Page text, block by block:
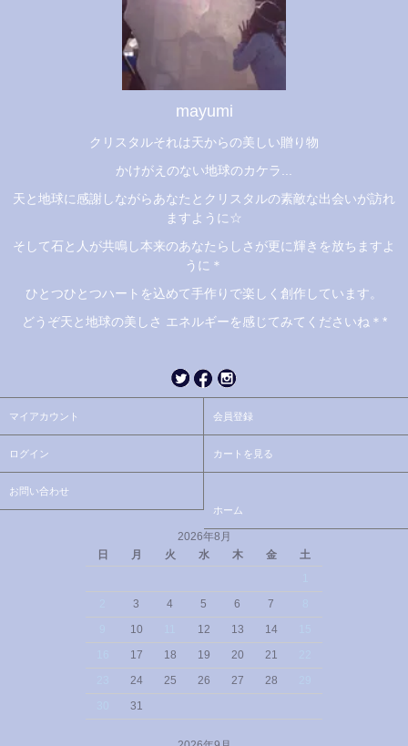
mayumi
クリスタルそれは天からの美しい贈り物
かけがえのない地球のカケラ...
天と地球に感謝しながらあなたとクリスタルの素敵な出会いが訪れ
ますように☆
そして石と人が共鳴し本来のあなたらしさが更に輝きを放ちますよ
うに＊
ひとつひとつハートを込めて手作りで楽しく創作しています。
どうぞ天と地球の美しさ エネルギーを感じてみてくださいね＊*
マイアカウント 会員登録
ログイン カートを見る
お問い合わせ
ホーム
2026年8月
日
月 火 水 木 金
土
3 4 5 6 7
10 12 13 14
17 18 19 20 21
24 25 26 27 28
31